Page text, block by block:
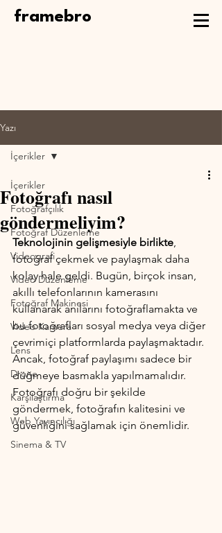
framebro
Yazı
İçerikler
Fotoğrafçılık
Fotoğraf Düzenleme
Videografi
Video Düzenleme
Fotoğraf Makinesi
Video Kamera
Lens
Drone
Karşılaştırma
Web Yayıncılığı
Sinema & TV
İçerikler
Fotoğrafı nasıl
göndermeliyim?
Teknolojinin gelişmesiyle birlikte,
fotoğraf çekmek ve paylaşmak daha
kolay hale geldi. Bugün, birçok insan,
akıllı telefonlarının kamerasını
kullanarak anılarını fotoğraflamakta ve
bu fotoğrafları sosyal medya veya diğer
çevrimiçi platformlarda paylaşmaktadır.
Ancak, fotoğraf paylaşımı sadece bir
düğmeye basmakla yapılmamalıdır.
Fotoğrafı doğru bir şekilde
göndermek, fotoğrafın kalitesini ve
güvenliğini sağlamak için önemlidir.